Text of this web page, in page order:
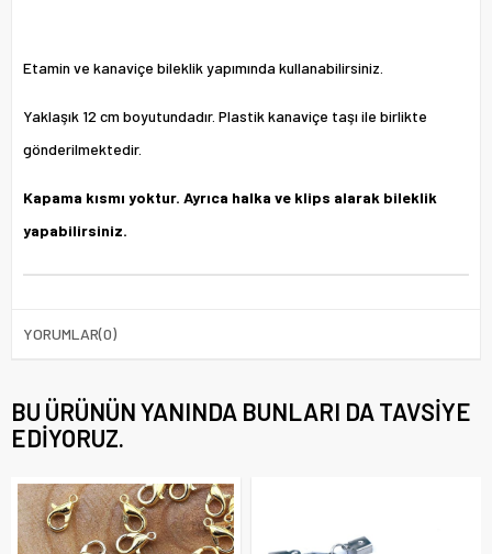
Etamin ve kanaviçe bileklik yapımında kullanabilirsiniz.
Yaklaşık 12 cm boyutundadır. Plastik kanaviçe taşı ile birlikte
gönderilmektedir.
Kapama kısmı yoktur. Ayrıca halka ve klips alarak bileklik
yapabilirsiniz.
YORUMLAR(0)
BU ÜRÜNÜN YANINDA BUNLARI DA TAVSIYE
EDIYORUZ.